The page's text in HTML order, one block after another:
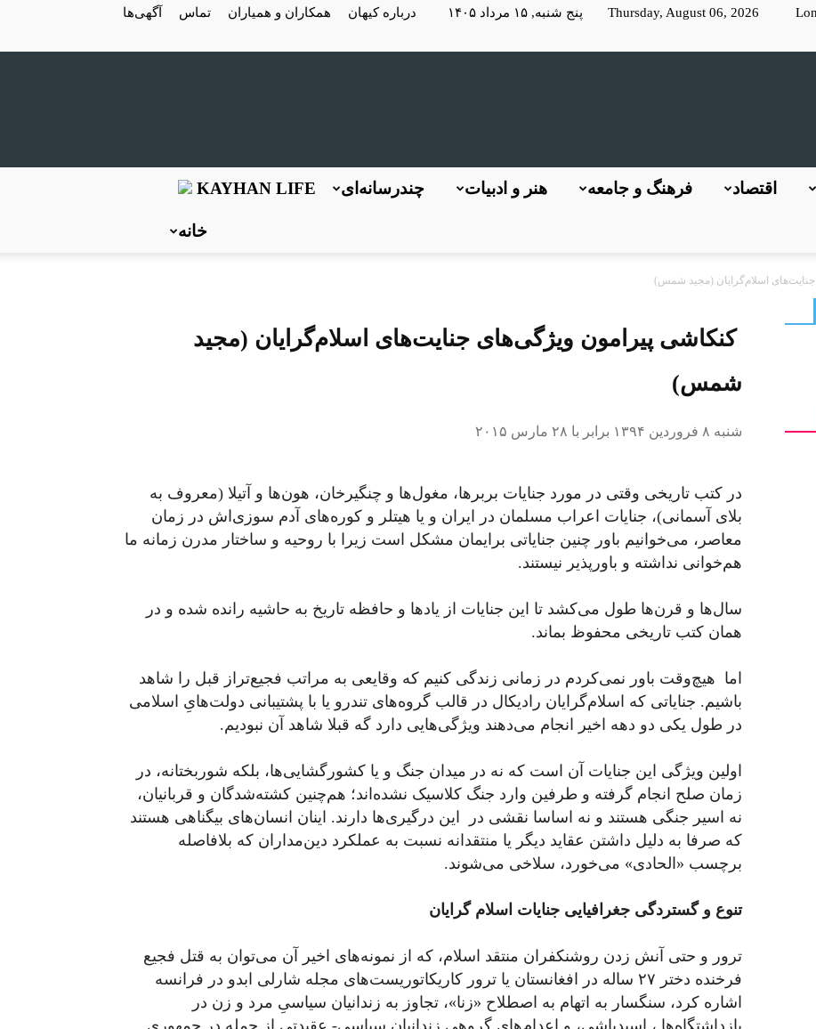
Thursday, August 06, 2026 پنج شنبه, ۱۵ مرداد ۱۴۰۵ درباره کیهان همکاران و همیاران تماس آگهی‌ها
KayhanLondon
KAYHAN LIFE چندرسانه‌ای هنر و ادبیات فرهنگ و جامعه اقتصاد
خانه
اسلام‌گرایان (مجید شمس)
کنکاشی پیرامون ویژگی‌های جنایت‌های اسلام‌گرایان (مجید
شمس)
شنبه ۸ فروردین ۱۳۹۴ برابر با ۲۸ مارس ۲۰۱۵
در کتب تاریخی وقتی در مورد جنایات بربرها، مغول‌ها و چنگیرخان، هون‌ها و آتیلا (معروف به
بلای آسمانی)، جنایات اعراب مسلمان در ایران و یا هیتلر و کوره‌های آدم سوزی‌اش در زمان
معاصر، می‌خوانیم باور چنین جنایاتی برایمان مشکل است زیرا با روحیه و ساختار مدرن زمانه ما
هم‌خوانی نداشته و باورپذیر نیستند.
سال‌ها و قرن‌ها طول می‌کشد تا این جنایات از یادها و حافظه تاریخ به حاشیه رانده شده و در
همان کتب تاریخی محفوظ بماند.
اما هیچ‌وقت باور نمی‌کردم در زمانی زندگی کنیم که وقایعی به مراتب فجیع‌تراز قبل را شاهد
باشیم. جنایاتی که اسلام‌گرایان رادیکال در قالب گروه‌های تندرو یا با پشتیبانی دولت‌هایِ اسلامی
در طول یکی دو دهه اخیر انجام می‌دهند ویژگی‌هایی دارد گه قبلا شاهد آن نبودیم.
اولین ویژگی این جنایات آن است که نه در میدان جنگ و یا کشورگشایی‌ها، بلکه شوربختانه، در
زمان صلح انجام گرفته و طرفین وارد جنگ کلاسیک نشده‌اند؛ هم‌چنین کشته‌شدگان و قربانیان،
نه اسیر جنگی هستند و نه اساسا نقشی در این درگیری‌ها دارند. اینان انسان‌های بیگناهی هستند
که صرفا به دلیل داشتن عقاید دیگر یا منتقدانه نسبت به عملکرد دین‌مداران که بلافاصله
برچسب «الحادی» می‌خورد، سلاخی می‌شوند.
تنوع و گستردگی جغرافیایی جنایات اسلام گرایان
ترور و حتی آنش زدن روشنکفران منتقد اسلام، که از نمونه‌های اخیر آن می‌توان به قتل فجیع
فرخنده دختر ۲۷ ساله در افغانستان یا ترور کاریکاتوریست‌های مجله شارلی ابدو در فرانسه
اشاره کرد، سنگسار به اتهام به اصطلاح «زنا»، تجاوز به زندانیان سیاسیِ مرد و زن در
بازداشتگاه‌ها ، اسیدپاشی، و اعدام‌های گروهی زندانیان سیاسی- عقیدتی از جمله در جمهوری